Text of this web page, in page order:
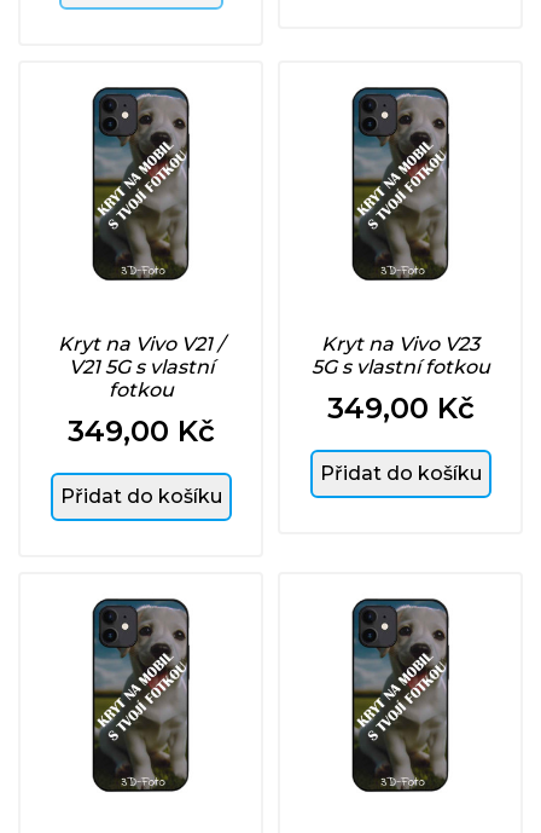
Kryt na Vivo V21 /
V21 5G s vlastní
fotkou
Cena
349,00 Kč
Přidat do košíku
Kryt na Vivo V23
5G s vlastní fotkou
Cena
349,00 Kč
Přidat do košíku